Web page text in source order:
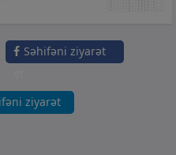
Səhifəni ziyarət
ziyarət